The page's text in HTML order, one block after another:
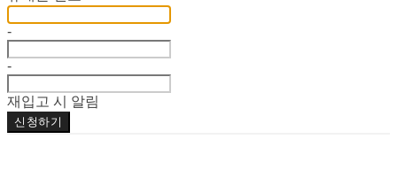
-
-
재입고 시 알림
신청하기